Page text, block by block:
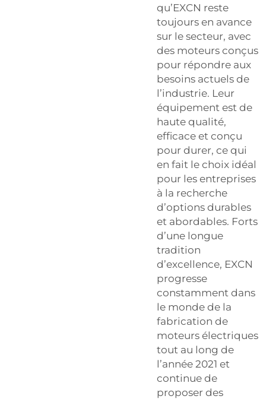
qu’EXCN reste
toujours en avance
sur le secteur, avec
des moteurs conçus
pour répondre aux
besoins actuels de
l’industrie. Leur
équipement est de
haute qualité,
efficace et conçu
pour durer, ce qui
en fait le choix idéal
pour les entreprises
à la recherche
d’options durables
et abordables. Forts
d’une longue
tradition
d’excellence, EXCN
progresse
constamment dans
le monde de la
fabrication de
moteurs électriques
tout au long de
l’année 2021 et
continue de
proposer des